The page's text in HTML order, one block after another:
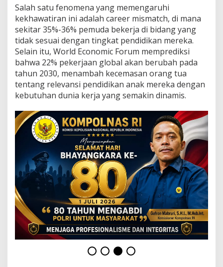
J
a
w
a
b
K
e
k
h
a
w
t
i
r
a
n
O
r
a
n
g
T
u
a
d
a
l
a
Salah satu fenomena yang memengaruhi
kekhawatiran ini adalah career mismatch, di mana
sekitar 35%-36% pemuda bekerja di bidang yang
tidak sesuai dengan tingkat pendidikan mereka.
Selain itu, World Economic Forum memprediksi
bahwa 22% pekerjaan global akan berubah pada
tahun 2030, menambah kecemasan orang tua
tentang relevansi pendidikan anak mereka dengan
kebutuhan dunia kerja yang semakin dinamis.